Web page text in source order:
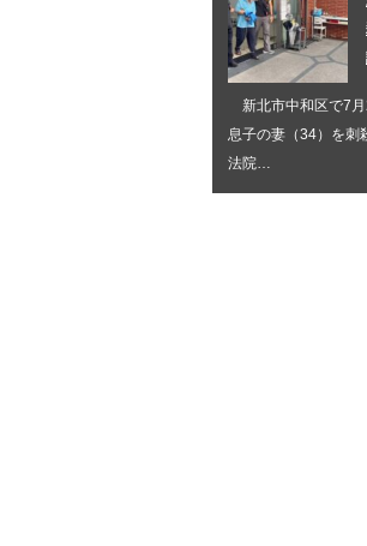
新北市中和区で7
息子の妻（34）を刺
法院…